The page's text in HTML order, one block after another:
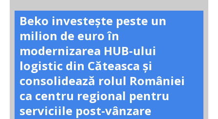
Beko investește peste un
milion de euro în
modernizarea HUB-ului
logistic din Căteasca și
consolidează rolul României
ca centru regional pentru
serviciile post-vânzare